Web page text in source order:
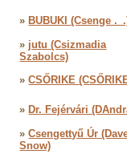
» BUBUKI (Csenge
» jutu (Csizmadia
Szabolcs)
»CSŐRIKE
» Dr. Fejérvári
»Csengettyű Úr
Snow)